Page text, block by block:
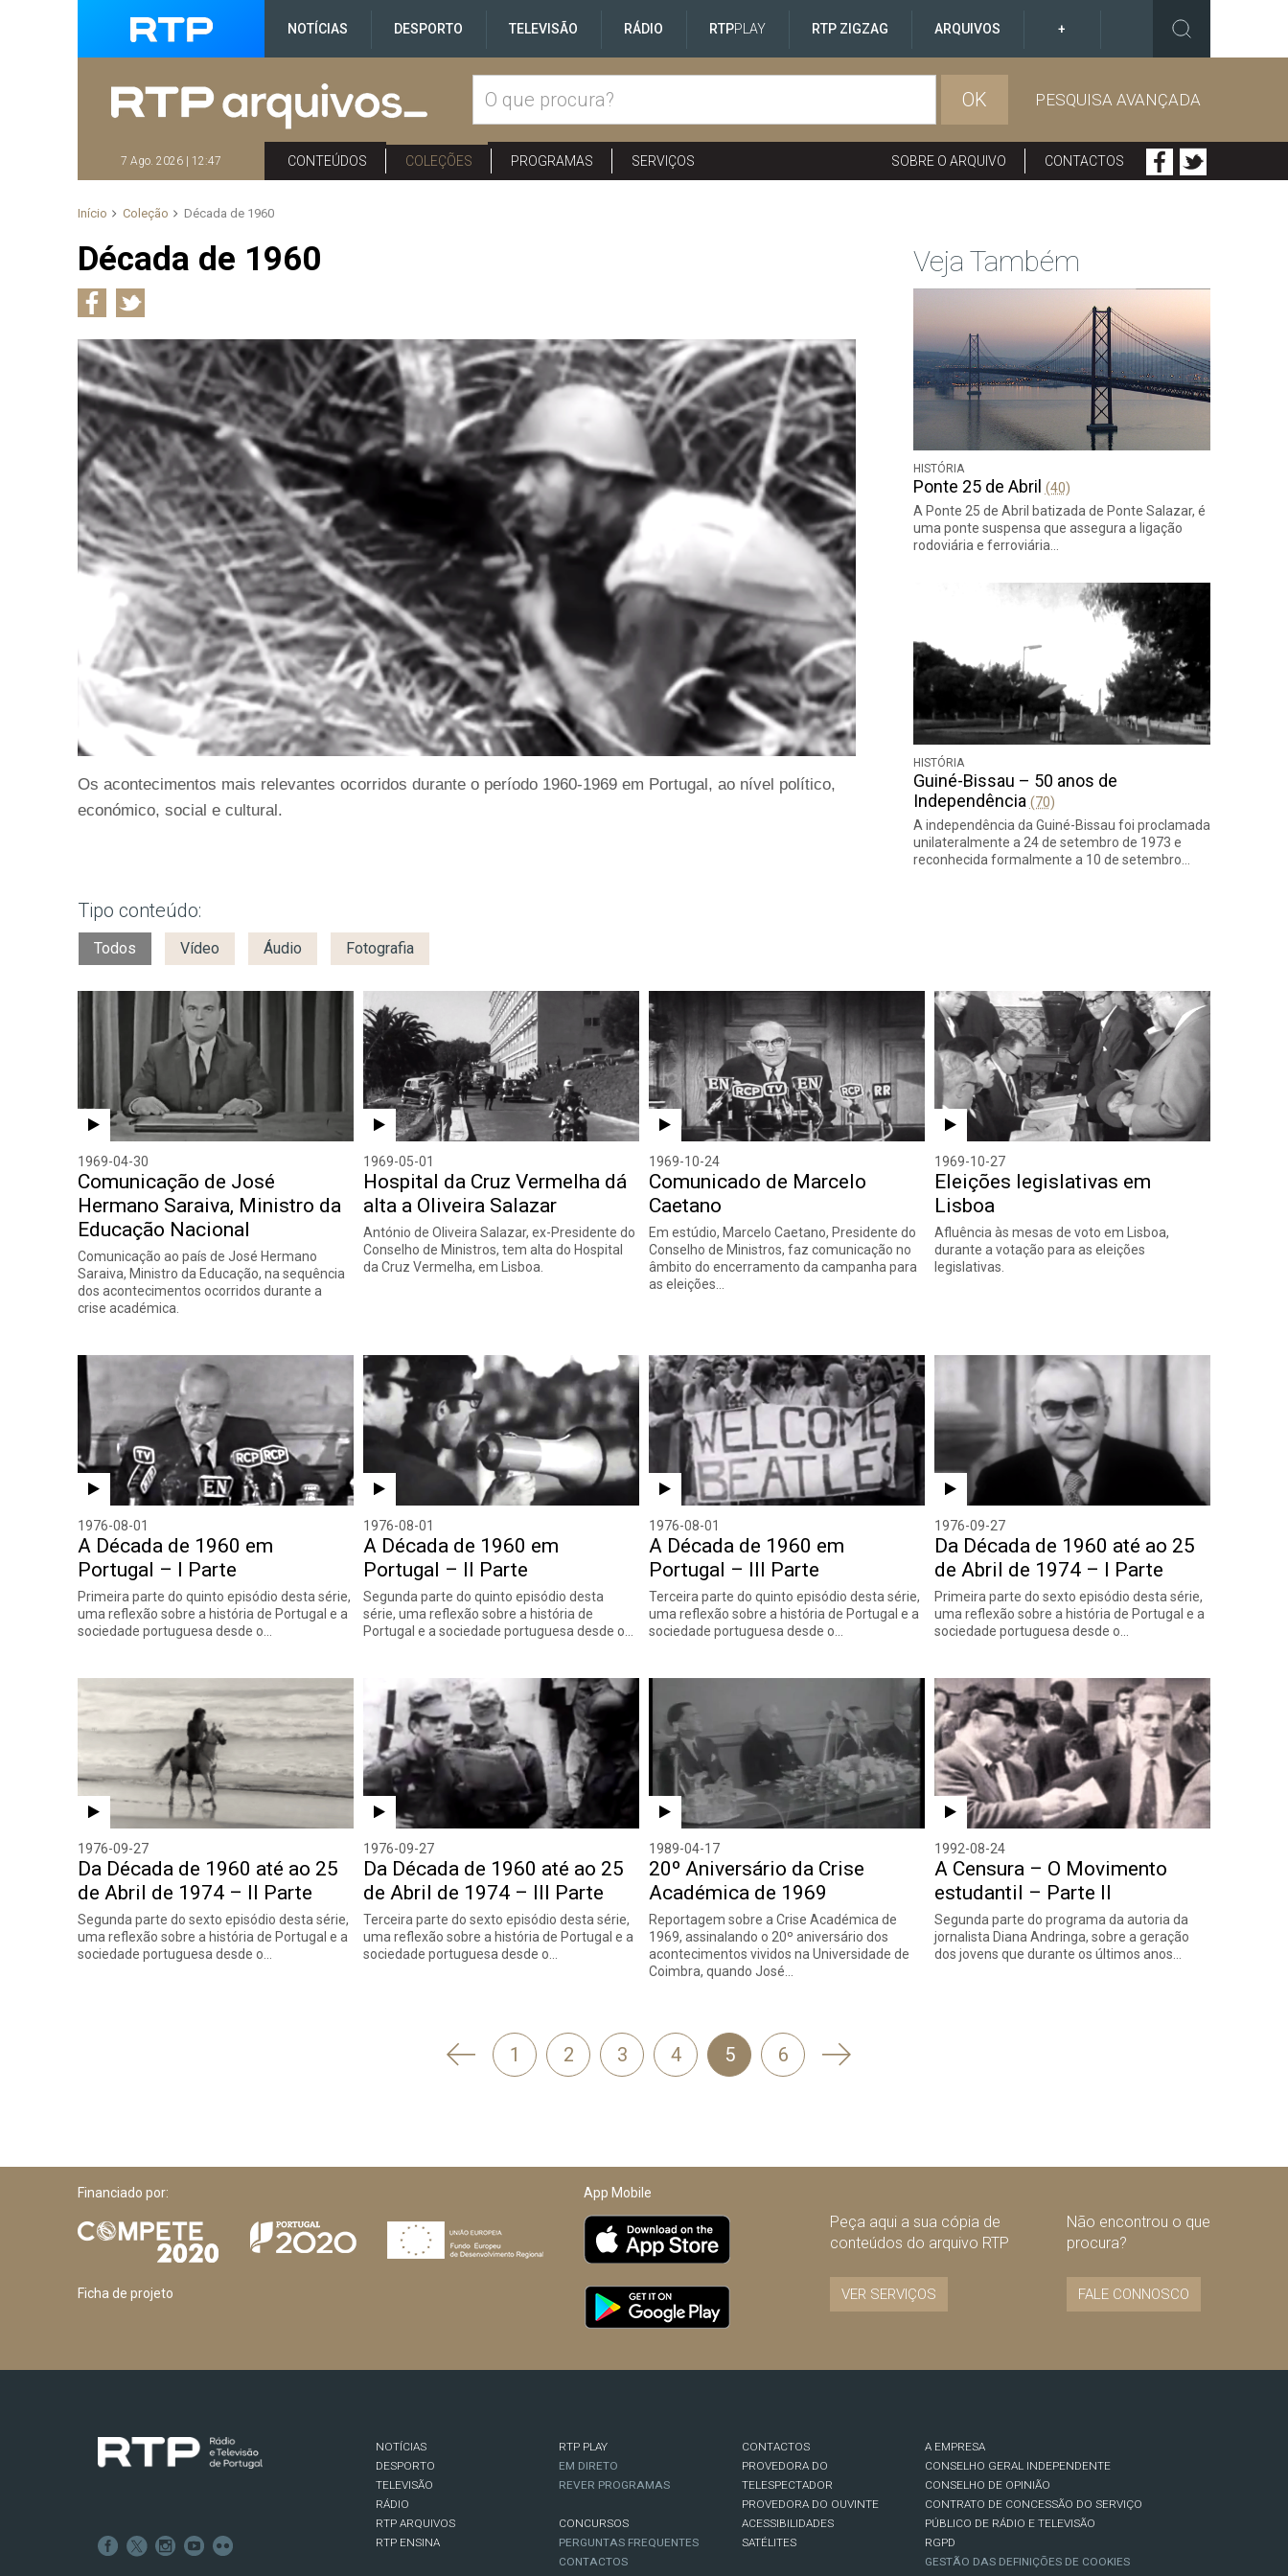
NOTÍCIAS DESPORTO TELEVISÃO RÁDIO RTPPLAY RTP ZIGZAG ARQUIVOS +
OK PESQUISA AVANÇADA
7 Ago. 2026 | 12:47 CONTEÚDOS COLEÇÕES PROGRAMAS SERVIÇOS SOBRE O ARQUIVO CONTACTOS
Início Coleção Década de 1960
Década de 1960
Os acontecimentos mais relevantes ocorridos durante o período 1960-1969 em Portugal, ao nível político,
económico, social e cultural.
Tipo conteúdo:
Todos Vídeo Áudio Fotografia
1969-04-30
Comunicação de José
Hermano Saraiva, Ministro da
Educação Nacional
Comunicação ao país de José Hermano
Saraiva, Ministro da Educação, na sequência
dos acontecimentos ocorridos durante a
crise académica.
1969-05-01
Hospital da Cruz Vermelha dá
alta a Oliveira Salazar
António de Oliveira Salazar, ex-Presidente do
Conselho de Ministros, tem alta do Hospital
da Cruz Vermelha, em Lisboa.
1969-10-24
Comunicado de Marcelo
Caetano
Em estúdio, Marcelo Caetano, Presidente do
Conselho de Ministros, faz comunicação no
âmbito do encerramento da campanha para
as eleições…
1969-10-27
Eleições legislativas em
Lisboa
Afluência às mesas de voto em Lisboa,
durante a votação para as eleições
legislativas.
1976-08-01
A Década de 1960 em
Portugal – I Parte
Primeira parte do quinto episódio desta série,
uma reflexão sobre a história de Portugal e a
sociedade portuguesa desde o…
1976-08-01
A Década de 1960 em
Portugal – II Parte
Segunda parte do quinto episódio desta
série, uma reflexão sobre a história de
Portugal e a sociedade portuguesa desde o…
1976-08-01
A Década de 1960 em
Portugal – III Parte
Terceira parte do quinto episódio desta série,
uma reflexão sobre a história de Portugal e a
sociedade portuguesa desde o…
1976-09-27
Da Década de 1960 até ao 25
de Abril de 1974 – I Parte
Primeira parte do sexto episódio desta série,
uma reflexão sobre a história de Portugal e a
sociedade portuguesa desde o…
1976-09-27
Da Década de 1960 até ao 25
de Abril de 1974 – II Parte
Segunda parte do sexto episódio desta série,
uma reflexão sobre a história de Portugal e a
sociedade portuguesa desde o…
1976-09-27
Da Década de 1960 até ao 25
de Abril de 1974 – III Parte
Terceira parte do sexto episódio desta série,
uma reflexão sobre a história de Portugal e a
sociedade portuguesa desde o…
1989-04-17
20º Aniversário da Crise
Académica de 1969
Reportagem sobre a Crise Académica de
1969, assinalando o 20º aniversário dos
acontecimentos vividos na Universidade de
Coimbra, quando José…
1992-08-24
A Censura – O Movimento
estudantil – Parte II
Segunda parte do programa da autoria da
jornalista Diana Andringa, sobre a geração
dos jovens que durante os últimos anos…
'
1 2 3 4 5 6 Seguinte
Veja Também
HISTÓRIA
Ponte 25 de Abril (40)
A Ponte 25 de Abril batizada de Ponte Salazar, é
uma ponte suspensa que assegura a ligação
rodoviária e ferroviária…
HISTÓRIA
Guiné-Bissau – 50 anos de
Independência (70)
A independência da Guiné-Bissau foi proclamada
unilateralmente a 24 de setembro de 1973 e
reconhecida formalmente a 10 de setembro…
Financiado por:
Ficha de projeto
App Mobile
Peça aqui a sua cópia de
conteúdos do arquivo RTP
VER SERVIÇOS
Não encontrou o que
procura?
FALE CONNOSCO
NOTÍCIAS
DESPORTO
TELEVISÃO
RÁDIO
RTP ARQUIVOS
RTP ENSINA
RTP PLAY
EM DIRETO
REVER PROGRAMAS
CONCURSOS
PERGUNTAS FREQUENTES
CONTACTOS
CONTACTOS
PROVEDORA DO
TELESPECTADOR
PROVEDORA DO OUVINTE
ACESSIBILIDADES
SATÉLITES
A EMPRESA
CONSELHO GERAL INDEPENDENTE
CONSELHO DE OPINIÃO
CONTRATO DE CONCESSÃO DO SERVIÇO
PÚBLICO DE RÁDIO E TELEVISÃO
RGPD
GESTÃO DAS DEFINIÇÕES DE COOKIES